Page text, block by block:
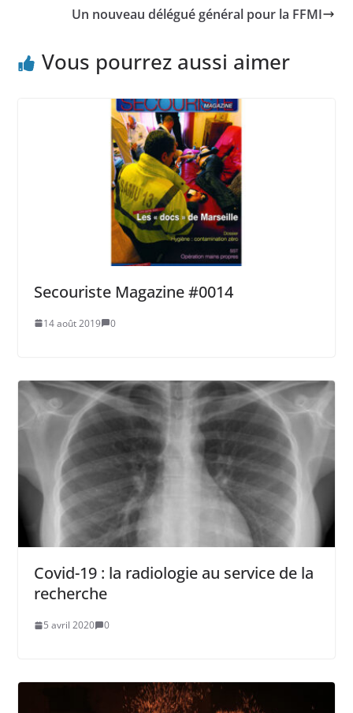
Un nouveau délégué général pour la FFMI
Vous pourrez aussi aimer
Secouriste Magazine #0014
14 août 2019 0
Covid-19 : la radiologie au service de la
recherche
5 avril 2020 0